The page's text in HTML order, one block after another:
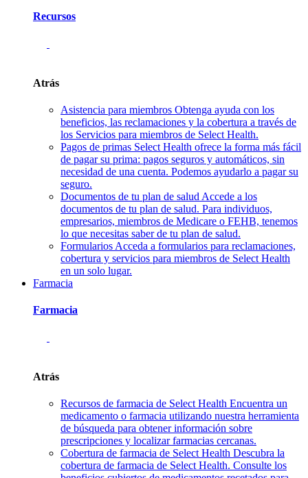
Recursos
Atrás
Asistencia para miembros Obtenga ayuda con los
beneficios, las reclamaciones y la cobertura a través de
los Servicios para miembros de Select Health.
Pagos de primas Select Health ofrece la forma más fácil
de pagar su prima: pagos seguros y automáticos, sin
necesidad de una cuenta. Podemos ayudarlo a pagar su
seguro.
Documentos de tu plan de salud Accede a los
documentos de tu plan de salud. Para individuos,
empresarios, miembros de Medicare o FEHB, tenemos
lo que necesitas saber de tu plan de salud.
Formularios Acceda a formularios para reclamaciones,
cobertura y servicios para miembros de Select Health
en un solo lugar.
Farmacia
Farmacia
Atrás
Recursos de farmacia de Select Health Encuentra un
medicamento o farmacia utilizando nuestra herramienta
de búsqueda para obtener información sobre
prescripciones y localizar farmacias cercanas.
Cobertura de farmacia de Select Health Descubra la
cobertura de farmacia de Select Health. Consulte los